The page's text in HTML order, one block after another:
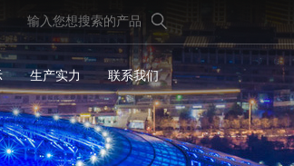
生产实力 联系我们